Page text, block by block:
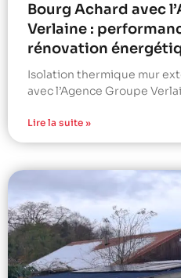
Bourg Achard avec
Verlaine :
rénovation
Isolation thermique mur
avec l’Agence Groupe
Lire la suite »